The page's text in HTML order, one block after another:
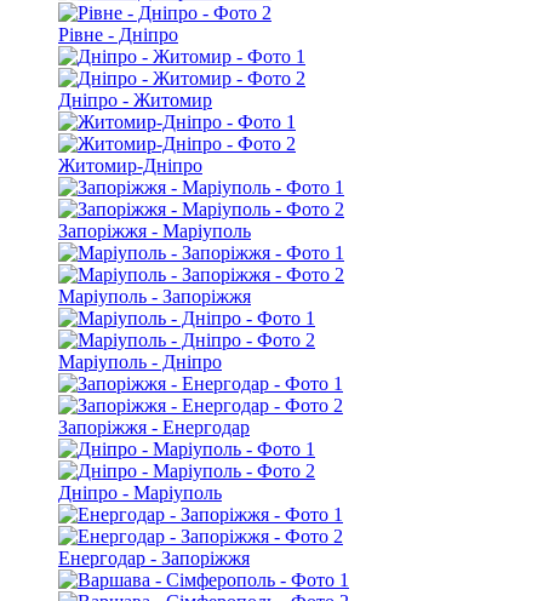
Рівне - Дніпро
Дніпро - Житомир
Житомир-Дніпро
Запоріжжя - Маріуполь
Маріуполь - Запоріжжя
Маріуполь - Дніпро
Запоріжжя - Енергодар
Дніпро - Маріуполь
Енергодар - Запоріжжя